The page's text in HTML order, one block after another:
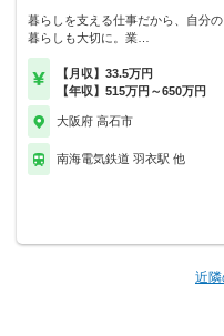
暮らしを支える仕事だから、自分の
暮らしも大切に。業…
【月収】33.5万円
【年収】515万円～650万円
大阪府 高石市
南海電気鉄道 羽衣駅 他
近